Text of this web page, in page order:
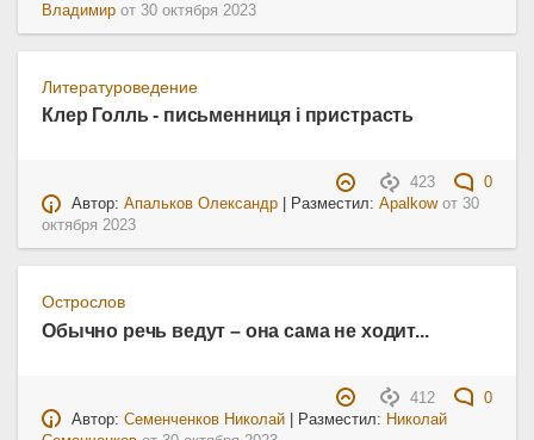
Владимир от 30 октября 2023
Литературоведение
Клер Голль - письменниця і пристрасть
423
0
Автор:Апальков Олександр | Разместил:Apalkowот 30
октября 2023
Острослов
Обычно речь ведут – она сама не ходит...
412
0
Автор:Семенченков Николай | Разместил: Николай